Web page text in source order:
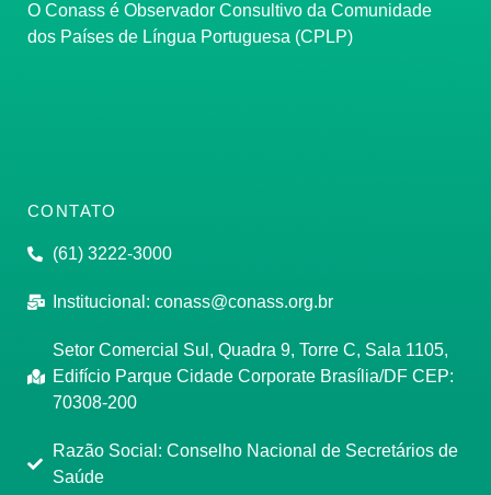
O Conass é Observador Consultivo da Comunidade
dos Países de Língua Portuguesa (CPLP)
CONTATO
(61) 3222-3000
Institucional: conass@conass.org.br
Setor Comercial Sul, Quadra 9, Torre C, Sala 1105,
Edifício Parque Cidade Corporate Brasília/DF CEP:
70308-200
Razão Social: Conselho Nacional de Secretários de
Saúde